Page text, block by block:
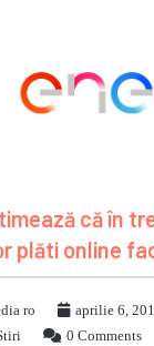
că în
plăti online
ro
aprilie 6,
0 Comments